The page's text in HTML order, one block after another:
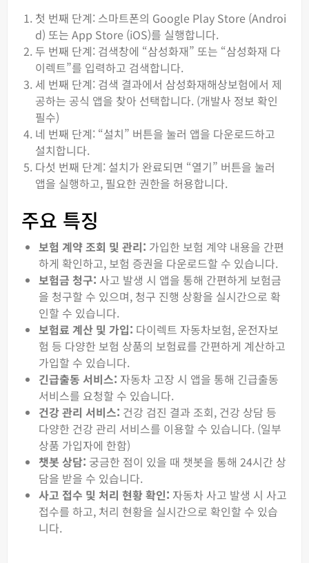
첫 번째 단계: 스마트폰의 Google Play Store (Androi
d) 또는 App Store (iOS)를 실행합니다.
두 번째 단계: 검색창에 “삼성화재” 또는 “삼성화재 다
이렉트”를 입력하고 검색합니다.
세 번째 단계: 검색 결과에서 삼성화재해상보험에서 제
공하는 공식 앱을 찾아 선택합니다. (개발사 정보 확인
필수)
네 번째 단계: “설치” 버튼을 눌러 앱을 다운로드하고
설치합니다.
다섯 번째 단계: 설치가 완료되면 “열기” 버튼을 눌러
앱을 실행하고, 필요한 권한을 허용합니다.
주요 특징
보험 계약 조회 및 관리: 가입한 보험 계약 내용을 간편
하게 확인하고, 보험 증권을 다운로드할 수 있습니다.
보험금 청구: 사고 발생 시 앱을 통해 간편하게 보험금
을 청구할 수 있으며, 청구 진행 상황을 실시간으로 확
인할 수 있습니다.
보험료 계산 및 가입: 다이렉트 자동차보험, 운전자보
험 등 다양한 보험 상품의 보험료를 간편하게 계산하고
가입할 수 있습니다.
긴급출동 서비스: 자동차 고장 시 앱을 통해 긴급출동
서비스를 요청할 수 있습니다.
건강 관리 서비스: 건강 검진 결과 조회, 건강 상담 등
다양한 건강 관리 서비스를 이용할 수 있습니다. (일부
상품 가입자에 한함)
챗봇 상담: 궁금한 점이 있을 때 챗봇을 통해 24시간 상
담을 받을 수 있습니다.
사고 접수 및 처리 현황 확인: 자동차 사고 발생 시 사고
접수를 하고, 처리 현황을 실시간으로 확인할 수 있습
니다.